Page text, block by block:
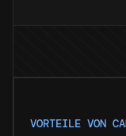
VORTEILE VON